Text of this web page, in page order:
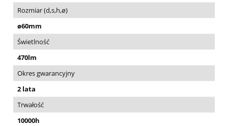
Rozmiar (d,s,h,ø)
ø60mm
Świetlność
470lm
Okres gwarancyjny
2 lata
Trwałość
10000h